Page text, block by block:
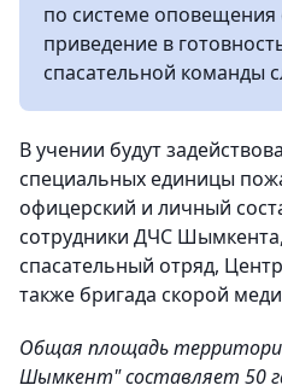
по системе оповещения
приведение в
спасательной команды
В учении будут
специальных единицы
офицерский и личный
сотрудники ДЧС
спасательный отряд,
также бригада скорой
Общая площадь
Шымкент" составляет 50